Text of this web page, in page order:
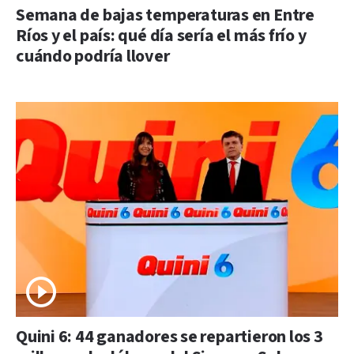
Semana de bajas temperaturas en Entre
Ríos y el país: qué día sería el más frío y
cuándo podría llover
Quini 6: 44 ganadores se repartieron los 3